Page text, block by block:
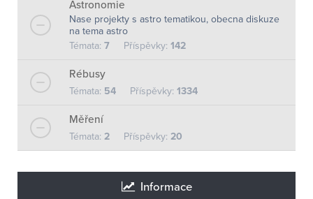
Astronomie
Nase projekty s astro tematikou, obecna diskuze
na tema astro
Témata: 7 Příspěvky: 142
Rébusy
Témata: 54 Příspěvky: 1334
Měření
Témata: 2 Příspěvky: 20
Informace